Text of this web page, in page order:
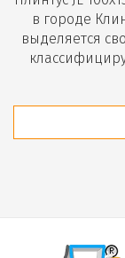
мягкого и
стойкость к
в городе
выделяется
прочность,
монтируется